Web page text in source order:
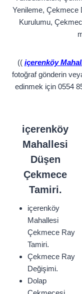
Yenileme, Çekmece
Kurulumu,
(( içerenköy
fotoğraf gönderin
edinmek için 0554
içerenköy
Mahallesi
Düşen
Çekmece
Tamiri.
içerenköy
Mahallesi
Çekmece Ray
Tamiri.
Çekmece Ray
Değişimi.
Dolap